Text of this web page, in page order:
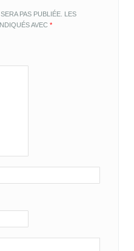
PAS PUBLIÉE. LES
AVEC*